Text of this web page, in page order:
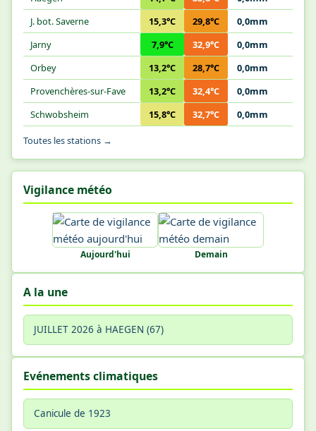
J. bot. Saverne
15,3°C 29,8°C
0,0mm
Jarny
7,9°C 32,9°C
0,0mm
Orbey
13,2°C 28,7°C
0,0mm
Provenchères-sur-Fave
13,2°C 32,4°C
0,0mm
Schwobsheim
15,8°C 32,7°C 0,0mm
Toutes les stations →
Vigilance météo
Aujourd'hui Demain
A la une
JUILLET 2026 à HAEGEN (67)
Evénements climatiques
Canicule de 1923